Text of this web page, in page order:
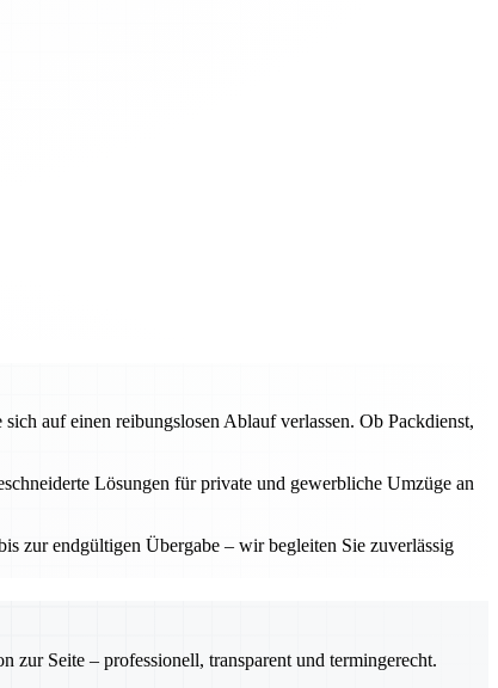
auf einen reibungslosen Ablauf verlassen. Ob Packdienst,
Lösungen für private und gewerbliche Umzüge an
zur endgültigen Übergabe – wir begleiten Sie zuverlässig
zur Seite – professionell, transparent und termingerecht.